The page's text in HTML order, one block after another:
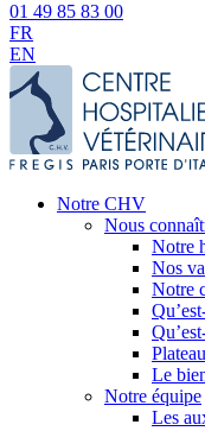
01 49 85 83 00
FR
EN
Notre CHV
Nous
Notre
Nos
Notre
Le
Notre équipe
Les